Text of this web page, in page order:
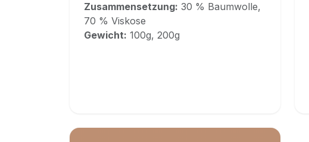
Zusammensetzung: 30 % Baumwolle,
70 % Viskose
Gewicht: 100g, 200g